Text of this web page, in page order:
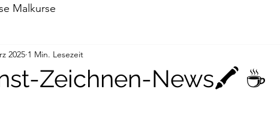
Malkurse
Zeichnen-News🖍️ ☕️
2025 1 Min. Lesezeit